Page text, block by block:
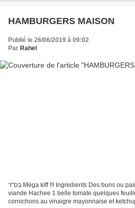
HAMBURGERS MAISON
Publié le 26/06/2019 à 09:02
Par Rahel
בס"ד Méga kiff !!! Ingredients Des buns ou pains a hamburgers 500 g de
viande Hachee 1 belle tomate quelques
cornichons au vinaigre mayonnaise et